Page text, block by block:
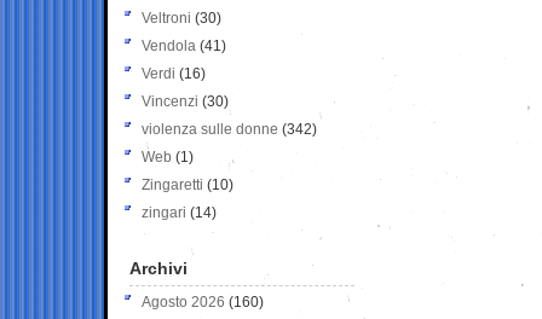
Veltroni (30)
Vendola (41)
Verdi (16)
Vincenzi (30)
violenza sulle donne (342)
Web (1)
Zingaretti (10)
zingari (14)
Archivi
Agosto 2026 (160)